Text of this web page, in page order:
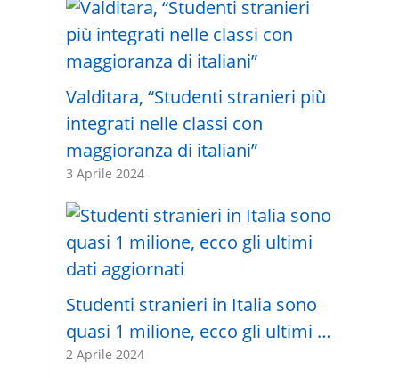
Valditara, “Studenti stranieri più
integrati nelle classi con
maggioranza di italiani”
3 Aprile 2024
Studenti stranieri in Italia sono
quasi 1 milione, ecco gli ultimi …
2 Aprile 2024